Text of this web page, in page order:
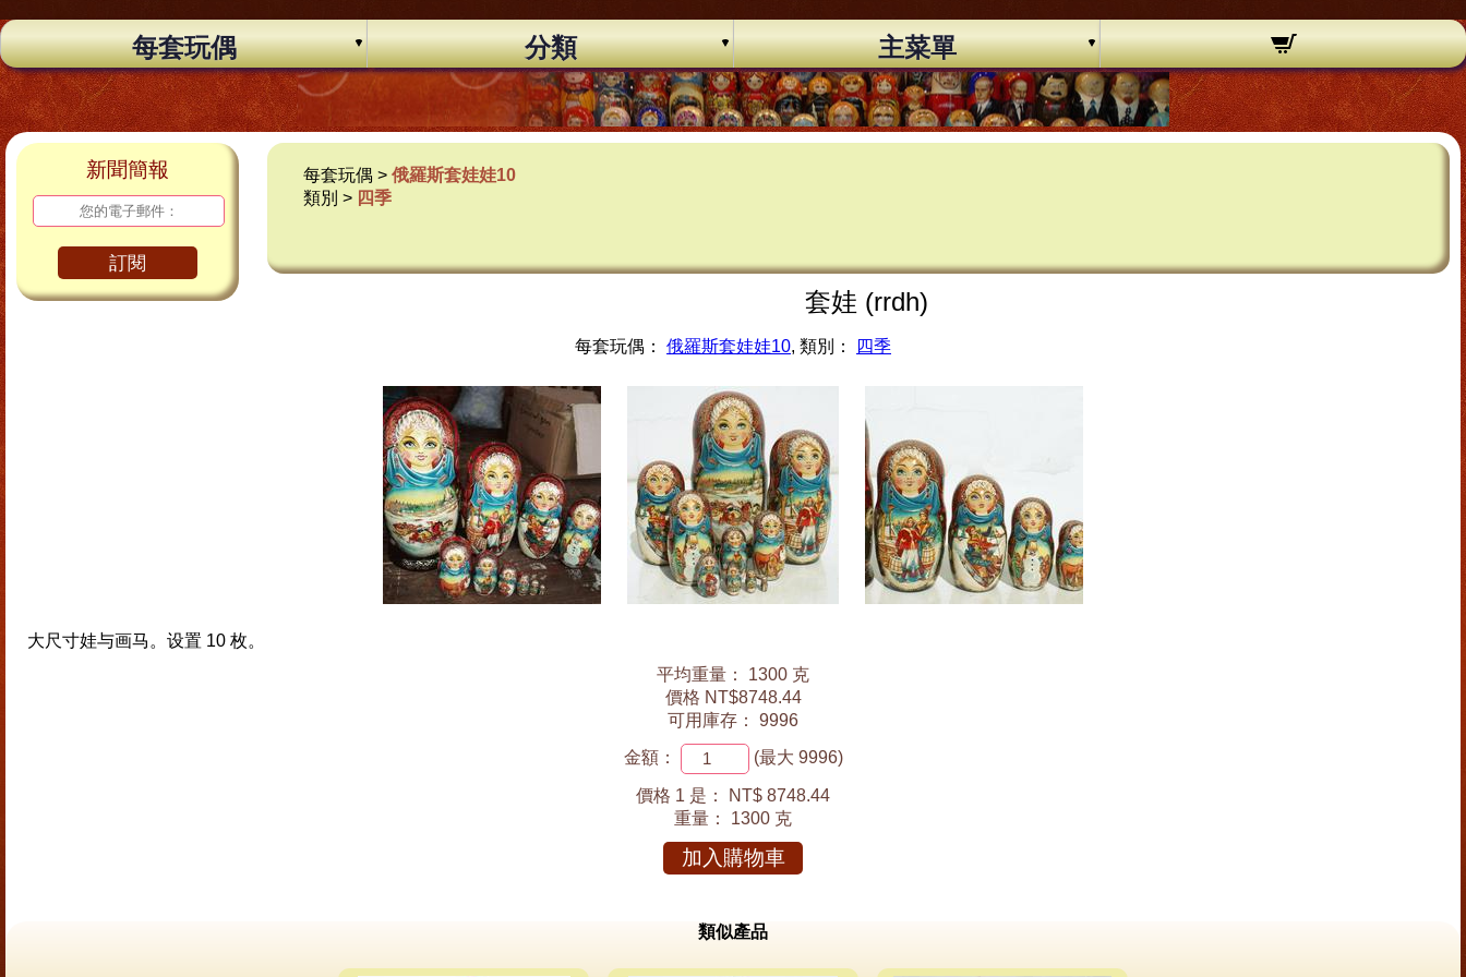
每套玩偶 分類 主菜單
新聞簡報
訂閱
每套玩偶 >俄羅斯套娃娃10
類別 > 四季
套娃 (rrdh)
每套玩偶： 俄羅斯套娃娃10, 類別： 四季
大尺寸娃与画马。设置 10 枚。
平均重量： 1300 克
價格 NT$8748.44
可用庫存： 9996
金額： (最大 9996)
價格 1 是：
NT$ 8748.44
重量： 1300 克
加入購物車
類似產品